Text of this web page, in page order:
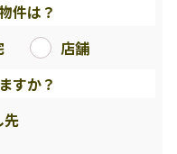
件は？
店舗
すか？
先